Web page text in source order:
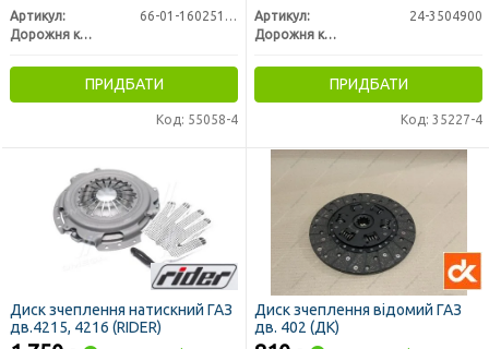
Артикул:
66-01-1602511-10
Дорожня карта
ПРИДБАТИ
Код: 55058-4
Артикул:
24-3504900
Дорожня карта
ПРИДБАТИ
Код: 35227-4
Диск зчеплення натискний ГАЗ
дв.4215, 4216 (RIDER)
Диск зчеплення відомий ГАЗ
дв. 402 (ДК)